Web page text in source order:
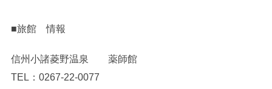
■旅館 情報
信州小諸菱野温泉 薬師館
TEL：0267-22-0077